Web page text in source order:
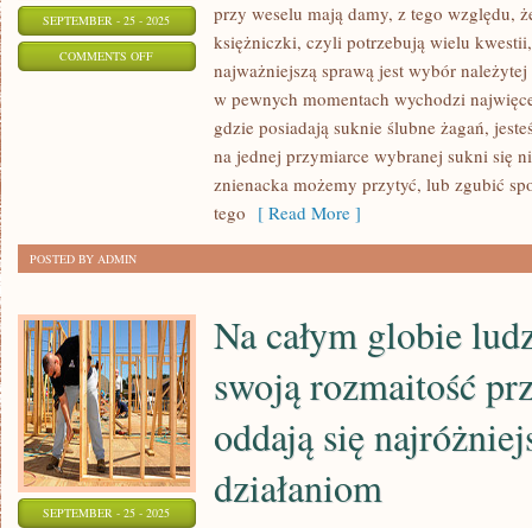
SEPTEMBER - 25 - 2025
COMMENTS OFFON
WYDARZENIEM
przy weselu mają damy, z tego względu,
księżniczki, czyli potrzebują wielu kwestii,
najważniejszą sprawą jest wybór należytej
w pewnych momentach wychodzi
gdzie posiadają suknie ślubne żagań,
na jednej przymiarce wybranej sukni się
znienacka możemy przytyć, lub zgubić
tego [ Read More ]
POSTED BY ADMIN
SEPTEMBER - 25 - 2025
Na całym globie
swoją rozmaitość
oddają się
działaniom